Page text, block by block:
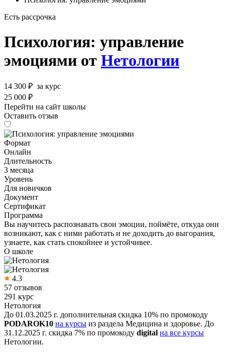
Есть рассрочка
Психология: управление
эмоциями от Нетологии
14 300 ₽ за курс
25 000 ₽
Перейти на сайт школы
Оставить отзыв
Формат
Онлайн
Длительность
3 месяца
Уровень
Для новичков
Документ
Сертификат
Программа
Вы научитесь распознавать свои эмоции, поймёте, откуда они
возникают, как с ними работать и не доходить до выгорания,
узнаете, как стать спокойнее и устойчивее.
О школе
4.3
57 отзывов
291 курс
Нетология
До 01.03.2025 г. дополнительная скидка 10% по промокоду
PODAROK10 на курсы из раздела Медицина и здоровье. До
31.12.2025 г. скидка 7% по промокоду digital на все курсы
Нетологии.